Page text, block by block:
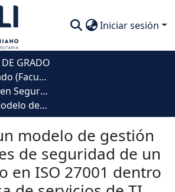
Iniciar sesión
GRADO
Trabajos de Grado (Facultad Ingeniería, Diseño e Innovación )
Especialización en Seguridad de la Información
Diseño de un modelo de gestión de incidentes de seguridad de un SGSI basado en ISO 27001 dentro de una mesa de servicios de TI
modelo de gestión
de seguridad de un
en ISO 27001 dentro